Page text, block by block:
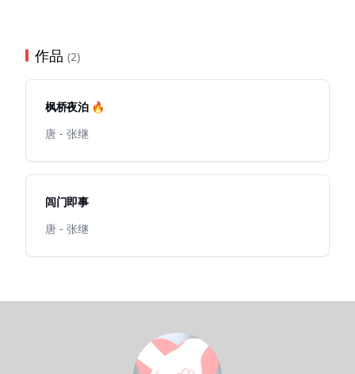
作品 (2)
枫桥夜泊 🔥
唐 - 张继
闾门即事
唐 - 张继